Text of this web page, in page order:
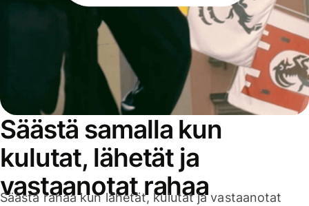
Säästä samalla kun
kulutat, lähetät ja
vastaanotat rahaa
Säästä rahaa kun lähetät, kulutat ja vastaanotat